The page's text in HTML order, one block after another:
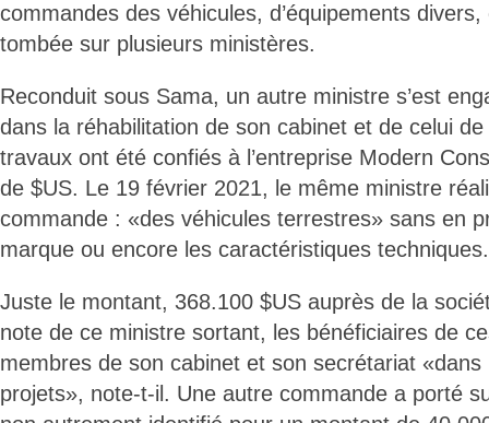
commandes des véhicules, d’équipements
tombée sur plusieurs ministères.
Reconduit sous Sama, un autre ministre s’est
dans la réhabilitation de son cabinet et de celui
travaux ont été confiés à l’entreprise Modern
de $US. Le 19 février 2021, le même ministre
commande : «des véhicules terrestres» sans en
marque ou encore les caractéristiques techniques.
Juste le montant, 368.100 $US auprès de la
note de ce ministre sortant, les bénéficiaires de
membres de son cabinet et son secrétariat
projets», note-t-il. Une autre commande a porté